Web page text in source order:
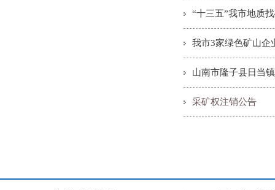
“十三五”我市地质
我市3家绿色矿山企
山南市隆子县日当
采矿权注销公告